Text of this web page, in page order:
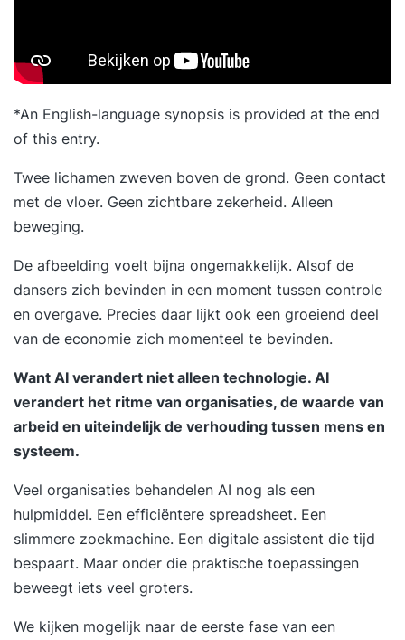
*An English-language synopsis is provided at the end
of this entry.
Twee lichamen zweven boven de grond. Geen contact
met de vloer. Geen zichtbare zekerheid. Alleen
beweging.
De afbeelding voelt bijna ongemakkelijk. Alsof de
dansers zich bevinden in een moment tussen controle
en overgave. Precies daar lijkt ook een groeiend deel
van de economie zich momenteel te bevinden.
Want AI verandert niet alleen technologie. AI
verandert het ritme van organisaties, de waarde van
arbeid en uiteindelijk de verhouding tussen mens en
systeem.
Veel organisaties behandelen AI nog als een
hulpmiddel. Een efficiëntere spreadsheet. Een
slimmere zoekmachine. Een digitale assistent die tijd
bespaart. Maar onder die praktische toepassingen
beweegt iets veel groters.
We kijken mogelijk naar de eerste fase van een